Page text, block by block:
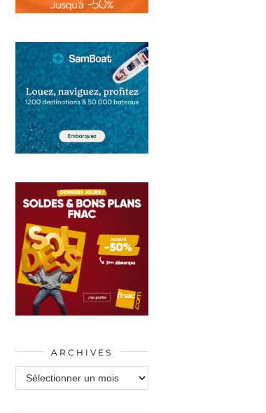
ARCHIVES
Archives